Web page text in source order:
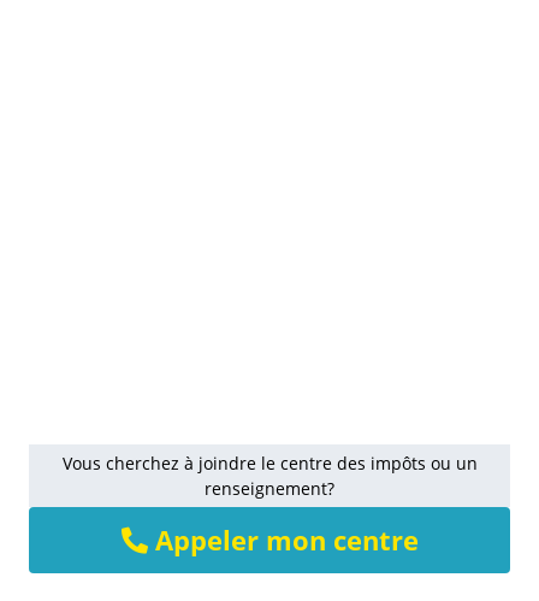
Vous cherchez à joindre le centre des impôts ou un
renseignement?
Appeler mon centre